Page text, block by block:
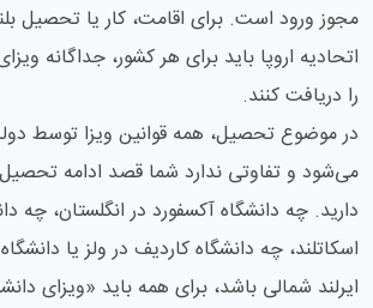
مجوز ورود است. برای اقامت، کار یا تحصیل
اتحادیه اروپا باید برای هر کشور، جداگانه
را دریافت کنند.
در موضوع تحصیل، همه قوانین ویزا توسط
می‌شود و تفاوتی ندارد شما قصد ادامه تحصیل
دارید. چه دانشگاه آکسفورد در انگلستان، چه
اسکاتلند، چه دانشگاه کاردیف در ولز یا
ایرلند شمالی باشد، برای همه باید «ویزای